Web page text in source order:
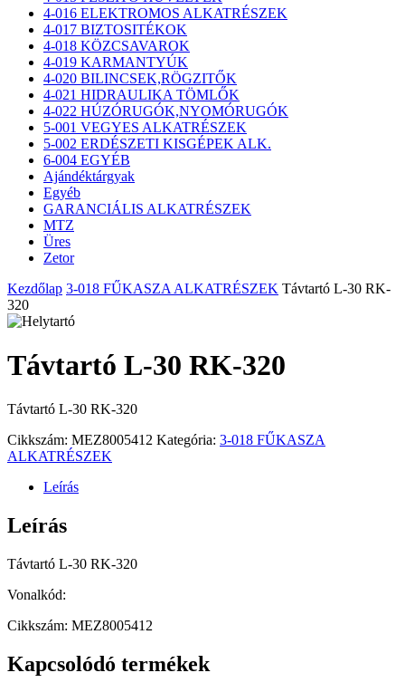
4-016 ELEKTROMOS ALKATRÉSZEK
4-017 BIZTOSITÉKOK
4-018 KÖZCSAVAROK
4-019 KARMANTYÚK
4-020 BILINCSEK,RÖGZITŐK
4-021 HIDRAULIKA TÖMLŐK
4-022 HÚZÓRUGÓK,NYOMÓRUGÓK
5-001 VEGYES ALKATRÉSZEK
5-002 ERDÉSZETI KISGÉPEK ALK.
6-004 EGYÉB
Ajándéktárgyak
Egyéb
GARANCIÁLIS ALKATRÉSZEK
MTZ
Üres
Zetor
Kezdőlap 3-018 FŰKASZA ALKATRÉSZEK Távtartó L-30 RK-
320
Távtartó L-30 RK-320
Távtartó L-30 RK-320
Cikkszám: MEZ8005412 Kategória: 3-018 FŰKASZA
ALKATRÉSZEK
Leírás
Leírás
Távtartó L-30 RK-320
Vonalkód:
Cikkszám: MEZ8005412
Kapcsolódó termékek